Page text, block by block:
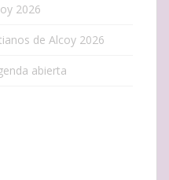
2026
de Alcoy 2026
abierta